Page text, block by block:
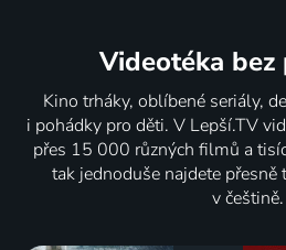
Videotéka
Kino trháky, oblíbené seriály,
i pohádky pro děti. V Lepší.TV
přes 15 000 různých filmů a
tak jednoduše najdete přesně
v češtině.